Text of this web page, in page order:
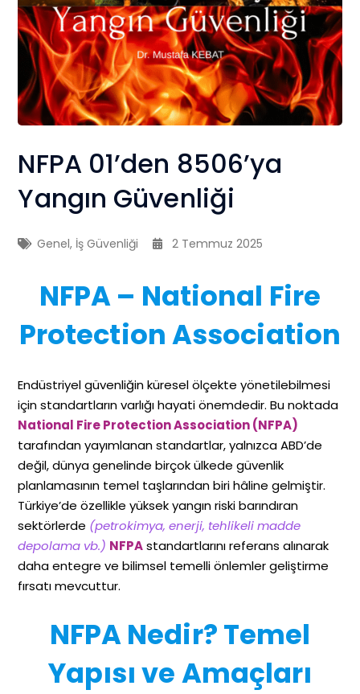
NFPA 01’den 8506’ya
Yangın Güvenliği
Genel, İş Güvenliği 2 Temmuz 2025
NFPA – National Fire
Protection Association
Endüstriyel güvenliğin küresel ölçekte yönetilebilmesi
için standartların varlığı hayati önemdedir. Bu noktada
National Fire Protection Association (NFPA)
tarafından yayımlanan standartlar, yalnızca ABD’de
değil, dünya genelinde birçok ülkede güvenlik
planlamasının temel taşlarından biri hâline gelmiştir.
Türkiye’de özellikle yüksek yangın riski barındıran
sektörlerde (petrokimya, enerji, tehlikeli madde
depolama vb.) NFPAstandartlarını referans alınarak
daha entegre ve bilimsel temelli önlemler geliştirme
fırsatı mevcuttur.
NFPA Nedir? Temel
Yapısı ve Amaçları